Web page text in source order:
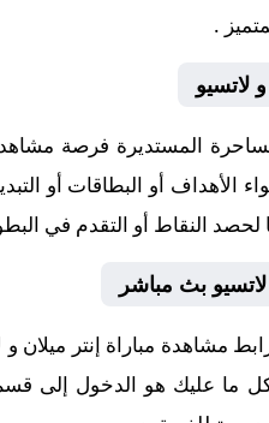
لاتسيو
المستديرة فرصة
الأهداف أو البطاقات أو
لحصد النقاط أو التقدم في
بث مباشر
مشاهدة مباراة إنتر
كل ما عليك هو الدخول إلى